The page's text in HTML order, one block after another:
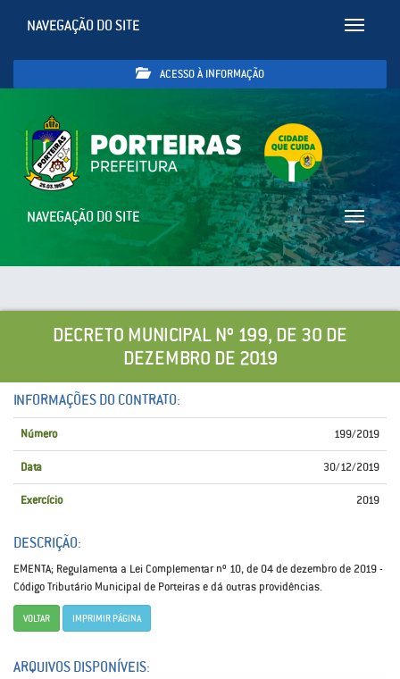
Toggle
NAVEGAÇÃO DO SITE
ACESSO À INFORMAÇÃO
Toggle
NAVEGAÇÃO DO SITE
DECRETO MUNICIPAL Nº 199, DE 30 DE
DEZEMBRO DE 2019
INFORMAÇÕES DO CONTRATO:
Número 199/2019
Data 30/12/2019
Exercício 2019
DESCRIÇÃO:
EMENTA; Regulamenta a Lei Complementar nº 10, de 04 de dezembro de 2019 -
Código Tributário Municipal de Porteiras e dá outras providências.
VOLTAR IMPRIMIR PÁGINA
ARQUIVOS DISPONÍVEIS: